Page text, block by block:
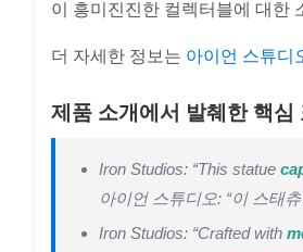
이 흥미진진한 컬렉터블에 대한
더 자세한 정보는 아이언 스튜디
제품 소개에서 발췌한 핵심
Iron Studios: “This statue
아이언 스튜디오: “이 스태
Iron Studios: “Crafted with